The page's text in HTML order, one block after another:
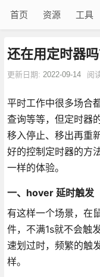
首页 资源 工具
还在用定时器
更新日期: 2022-09-14 阅
平时工作中很多场合
查询等等，但定时器
移入停止、移出再重
好的控制定时器的方
一样的体验。
一、hover 延时触发
有这样一个场景，在
件，不满1s就不会触
速划过时，频繁的触
样。